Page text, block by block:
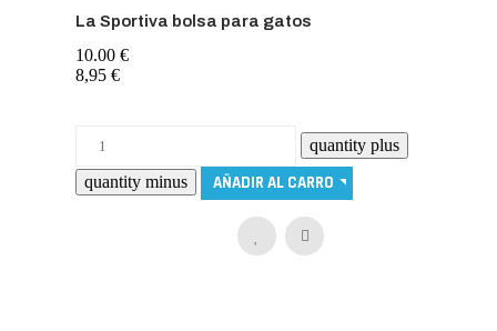
La Sportiva bolsa para gatos
10.00 €
8,95 €